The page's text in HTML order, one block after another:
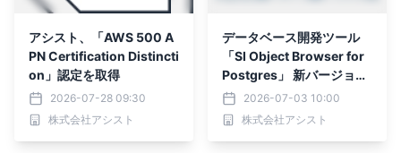
アシスト、「AWS 500 A
PN Certification Distincti
on」認定を取得
2026-07-28 09:30
株式会社アシスト
データベース開発ツール
「SI Object Browser for
Postgres」 新バージョン
をリリース
2026-07-03 10:00
株式会社アシスト